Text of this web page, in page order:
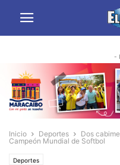
-
Inicio Deportes
Dos
Campeón Mundial de Softbol
Deportes